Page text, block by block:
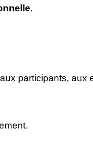
participants, aux